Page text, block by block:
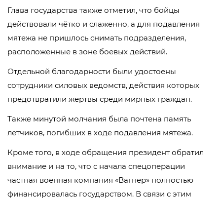
Глава государства также отметил, что бойцы
действовали чётко и слаженно, а для подавления
мятежа не пришлось снимать подразделения,
расположенные в зоне боевых действий.
Отдельной благодарности были удостоены
сотрудники силовых ведомств, действия которых
предотвратили жертвы среди мирных граждан.
Также минутой молчания была почтена память
летчиков, погибших в ходе подавления мятежа.
Кроме того, в ходе обращения президент обратил
внимание и на то, что с начала спецоперации
частная военная компания «Вагнер» полностью
финансировалась государством. В связи с этим